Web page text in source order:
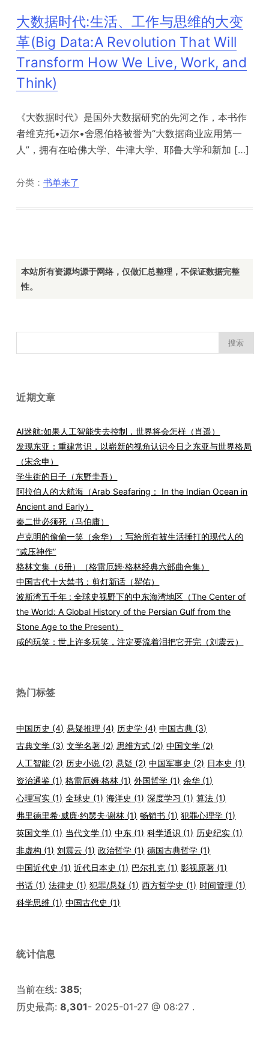
大数据时代:生活、工作与思维的大变
革(Big Data:A Revolution That Will
Transform How We Live, Work, and
Think)
《大数据时代》是国外大数据研究的先河之作，本书作
者维克托•迈尔•舍恩伯格被誉为“大数据商业应用第一
人”，拥有在哈佛大学、牛津大学、耶鲁大学和新加 […]
分类：书单来了
本站所有资源均源于网络，仅做汇总整理，不保证数据完整
性。
索：
近期文章
AI迷航:如果人工智能失去控制，世界将会怎样（肖遥）
发现东亚：重建常识，以崭新的视角认识今日之东亚与世界格局
（宋念申）
学生街的日子（东野圭吾）
阿拉伯人的大航海（Arab Seafaring： In the Indian Ocean in
Ancient and Early）
秦二世必须死（马伯庸）
卢克明的偷偷一笑（余华）：写给所有被生活捶打的现代人的
“减压神作”
格林文集（6册）（格雷厄姆·格林经典六部曲合集）
中国古代十大禁书：剪灯新话（瞿佑）
波斯湾五千年 : 全球史视野下的中东海湾地区（The Center of
the World: A Global History of the Persian Gulf from the
Stone Age to the Present）
咸的玩笑：世上许多玩笑，注定要流着泪把它开完（刘震云）
热门标签
中国历史 (4) 悬疑推理 (4) 历史学 (4) 中国古典 (3)
古典文学 (3) 文学名著 (2) 思维方式 (2) 中国文学 (2)
人工智能 (2) 历史小说 (2) 悬疑 (2) 中国军事史 (2) 日本史 (1)
资治通鉴 (1) 格雷厄姆·格林 (1) 外国哲学 (1) 余华 (1)
心理写实 (1) 全球史 (1) 海洋史 (1) 深度学习 (1) 算法 (1)
弗里德里希·威廉·约瑟夫·谢林 (1) 畅销书 (1) 犯罪心理学 (1)
英国文学 (1) 当代文学 (1) 中东 (1) 科学通识 (1) 历史纪实 (1)
非虚构 (1) 刘震云 (1) 政治哲学 (1) 德国古典哲学 (1)
中国近代史 (1) 近代日本史 (1) 巴尔扎克 (1) 影视原著 (1)
书话 (1) 法律史 (1) 犯罪/悬疑 (1) 西方哲学史 (1) 时间管理 (1)
科学思维 (1) 中国古代史 (1)
统计信息
当前在线: 385;
历史最高:8,301- 2025-01-27 @ 08:27 .